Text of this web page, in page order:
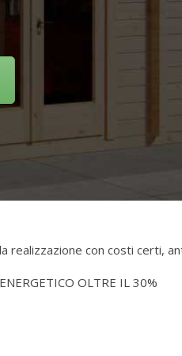
realizzazione con costi certi,
OLTRE IL 30%